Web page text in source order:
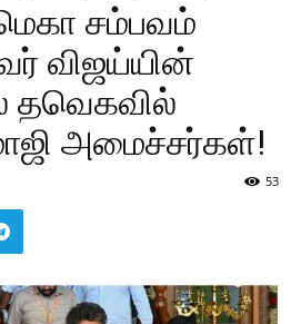
சம்பவம்
விஜய்யின்
தவெகவில்
அமைச்சர்கள்!
53